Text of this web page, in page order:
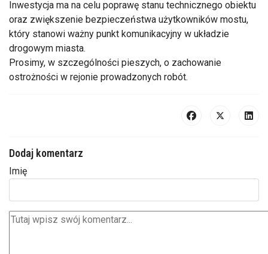
Inwestycja ma na celu poprawę stanu technicznego obiektu
oraz zwiększenie bezpieczeństwa użytkowników mostu,
który stanowi ważny punkt komunikacyjny w układzie
drogowym miasta.
Prosimy, w szczególności pieszych, o zachowanie
ostrożności w rejonie prowadzonych robót.
Dodaj komentarz
Imię